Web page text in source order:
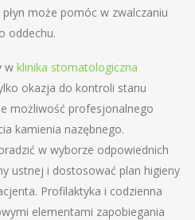
może pomóc w zwalczaniu
oddechu.
w klinika stomatologiczna
okazja do kontroli stanu
możliwość profesjonalnego
kamienia nazębnego.
w wyborze odpowiednich
ustnej i dostosować plan higieny
Profilaktyka i codzienna
elementami zapobiegania